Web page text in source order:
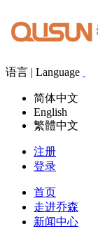
语言 | Language
简体中文
English
繁體中文
注册
登录
首页
走进乔森
新闻中心